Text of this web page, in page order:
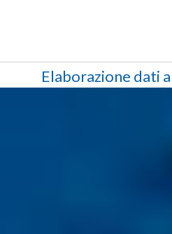
Elaborazione dati